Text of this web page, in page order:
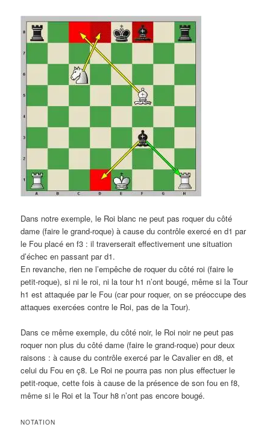
Dans notre exemple, le Roi blanc ne peut pas roquer du côté
dame (faire le grand-roque) à cause du contrôle exercé en d1 par
le Fou placé en f3 : il traverserait effectivement une situation
d’échec en passant par d1.
En revanche, rien ne l’empêche de roquer du côté roi (faire le
petit-roque), si ni le roi, ni la tour h1 n’ont bougé, même si la Tour
h1 est attaquée par le Fou (car pour roquer, on se préoccupe des
attaques exercées contre le Roi, pas de la Tour).
Dans ce même exemple, du côté noir, le Roi noir ne peut pas
roquer non plus du côté dame (faire le grand-roque) pour deux
raisons : à cause du contrôle exercé par le Cavalier en d8, et
celui du Fou en ç8. Le Roi ne pourra pas non plus effectuer le
petit-roque, cette fois à cause de la présence de son fou en f8,
même si le Roi et la Tour h8 n’ont pas encore bougé.
NOTATION